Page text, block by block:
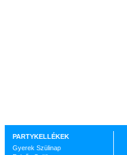
PARTYKELLÉKEK
Gyerek Szülinap